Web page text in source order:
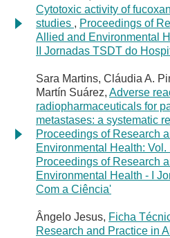
Cytotoxic activity of
studies , Proceedings of
Allied and Environmental
II Jornadas TSDT do
Sara Martins, Cláudia A.
Martín Suárez, Adverse
radiopharmaceuticals for
metastases: a systematic
Proceedings of Research
Environmental Health: Vol.
Proceedings of Research
Environmental Health - I
Com a Ciência'
Ângelo Jesus, Ficha
Research and Practice in